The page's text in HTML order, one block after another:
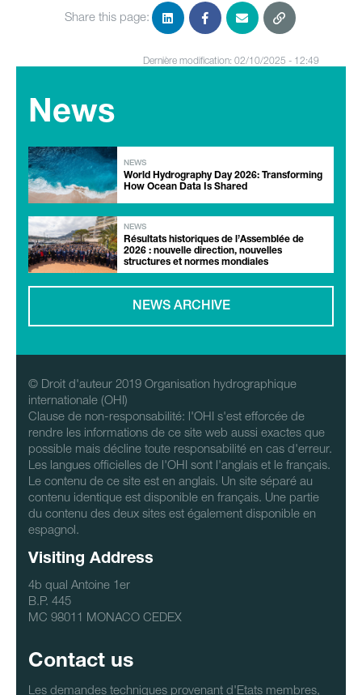
Share this page:
Dernière modification: 02/10/2025 - 12:49
News
NEWS
World Hydrography Day 2026: Transforming
How Ocean Data Is Shared
NEWS
Résultats historiques de l’Assemblée de
2026 : nouvelle direction, nouvelles
structures et normes mondiales
NEWS ARCHIVE
© Droit d'auteur 2019 Organisation hydrographique
internationale (OHI)
Clause de non-responsabilité: l'OHI s'est efforcée de
rendre les informations de ce site web aussi exactes que
possible mais décline toute responsabilité en cas d'erreur.
Les langues officielles de l'OHI sont l'anglais et le français.
Le contenu de ce site est en anglais. Un site séparé au
contenu identique est disponible en français. Une partie
du contenu des deux sites est également disponible en
espagnol.
Visiting Address
4b qual Antoine 1er
B.P. 445
MC 98011 MONACO CEDEX
Contact us
Les demandes techniques provenant d'Etats membres,